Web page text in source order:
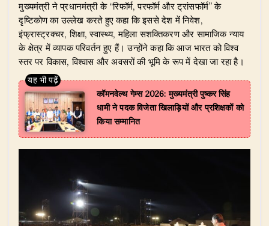
मुख्यमंत्री ने प्रधानमंत्री के “रिफॉर्म, परफॉर्म और ट्रांसफॉर्म” के
दृष्टिकोण का उल्लेख करते हुए कहा कि इससे देश में निवेश,
इंफ्रास्ट्रक्चर, शिक्षा, स्वास्थ्य, महिला सशक्तिकरण और सामाजिक न्याय
के क्षेत्र में व्यापक परिवर्तन हुए हैं। उन्होंने कहा कि आज भारत को विश्व
स्तर पर विकास, विश्वास और अवसरों की भूमि के रूप में देखा जा रहा है।
​कॉमनवेल्थ गेम्स 2026: मुख्यमंत्री पुष्कर सिंह
धामी ने पदक विजेता खिलाड़ियों और प्रशिक्षकों को
किया सम्मानित